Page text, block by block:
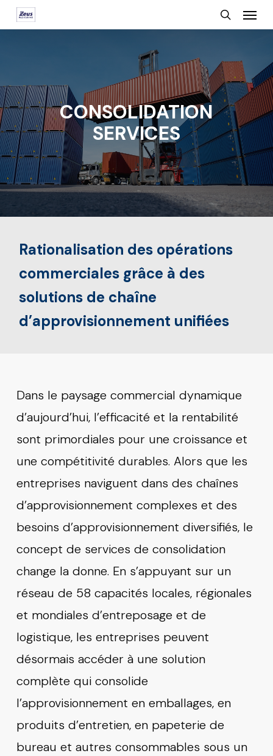
Skip
to
search
Menu
CONSOLIDATION
SERVICES
Rationalisation des opérations
commerciales grâce à des
solutions de chaîne
d’approvisionnement unifiées
Dans le paysage commercial dynamique
d’aujourd’hui, l’efficacité et la rentabilité
sont primordiales pour une croissance et
une compétitivité durables. Alors que les
entreprises naviguent dans des chaînes
d’approvisionnement complexes et des
besoins d’approvisionnement diversifiés, le
concept de services de consolidation
change la donne. En s’appuyant sur un
réseau de 58 capacités locales, régionales
et mondiales d’entreposage et de
logistique, les entreprises peuvent
désormais accéder à une solution
complète qui consolide
l’approvisionnement en emballages, en
produits d’entretien, en papeterie de
bureau et autres consommables sous un